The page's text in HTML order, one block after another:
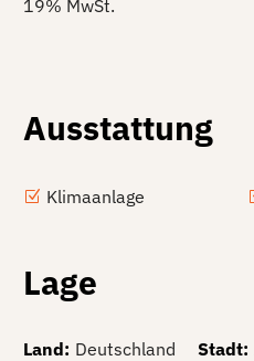
19% MwSt.
Ausstattung
Klimaanlage
Lage
Land: Deutschland Stadt: